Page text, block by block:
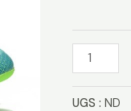
Turquoise
Vert
UGS : ND